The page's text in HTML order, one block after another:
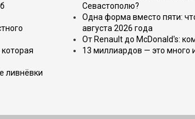
ливнёвки
Севастополю?
Одна форма вместо пяти:
августа 2026 года
От Renault до McDonald's:
13 миллиардов — это много